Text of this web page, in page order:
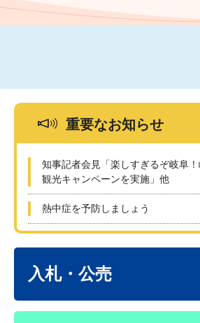
文
重要なお知らせ
知事記者会見「楽しすぎるぞ岐阜
観光キャンペーンを実施」他
熱中症を予防しましょう
入札・公売